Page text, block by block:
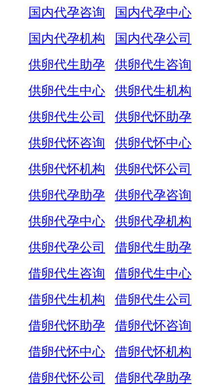
国内代孕咨询
国内代孕中心
国内代孕机构
国内代孕公司
供卵代生助孕
供卵代生咨询
供卵代生中心
供卵代生机构
供卵代生公司
供卵代怀助孕
供卵代怀咨询
供卵代怀中心
供卵代怀机构
供卵代怀公司
供卵代孕助孕
供卵代孕咨询
供卵代孕中心
供卵代孕机构
供卵代孕公司
借卵代生助孕
借卵代生咨询
借卵代生中心
借卵代生机构
借卵代生公司
借卵代怀助孕
借卵代怀咨询
借卵代怀中心
借卵代怀机构
借卵代怀公司
借卵代孕助孕